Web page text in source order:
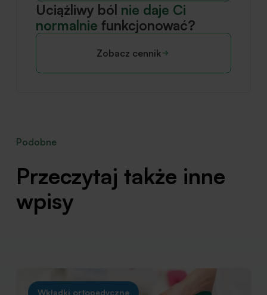
Uciążliwy ból nie daje Ci
normalnie funkcjonować?
Zobacz cennik
Podobne
Przeczytaj także inne
wpisy
Wkładki ortopedyczne